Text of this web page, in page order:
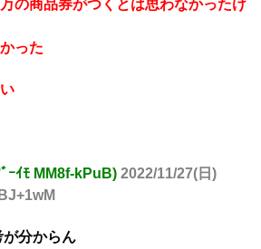
の商品券がつくとは思わなかったけ
った
ｰｲﾓ MM8f-kPuB) 2022/11/27(日)
分からん